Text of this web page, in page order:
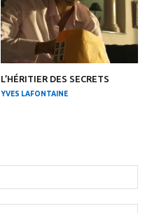
L’HÉRITIER DES SECRETS
YVES LAFONTAINE
: